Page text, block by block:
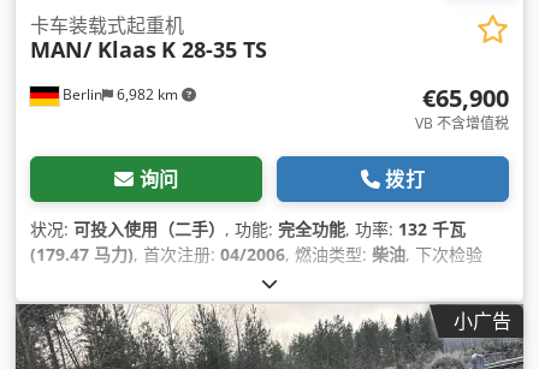
Berlin 6,982 km
卡车装载式起重机
MAN/ Klaas K 28-35 TS
€65,900
VB 不含增值税
询问 拨打
状况: 可投入使用（二手） , 功能: 完全功能, 功率: 132 千瓦
(179.47 马力), 首次注册: 04/2006, 燃油类型: 柴油, 下次检验
, 颜色:
轮类型:机械的, 座位数量:2, 总高度:3,500 毫米, 制造年份:
2006, 设备:USB端口, 中央锁, 卡车注册, 安全气囊, 拖车连接装
置, 电动窗调节, 起重机, 防抱死制动系统 (ABS),
小广告